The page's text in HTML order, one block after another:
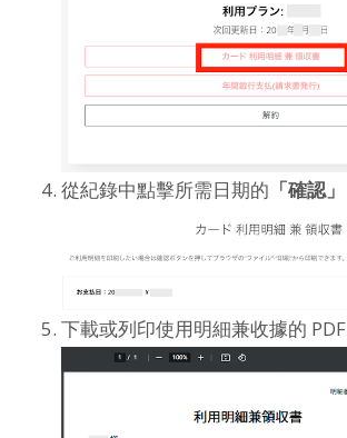
從紀錄中點擊所需日期的 「確認」
下載或列印使用明細兼收據的 PDF